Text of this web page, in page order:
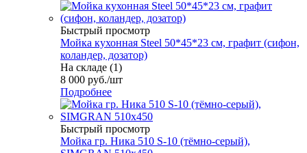
Быстрый просмотр
Мойка кухонная Steel 50*45*23 см, графит (сифон,
коландер, дозатор)
На складе (1)
8 000 руб./шт
Подробнее
Быстрый просмотр
Мойка гр. Ника 510 S-10 (тёмно-серый),